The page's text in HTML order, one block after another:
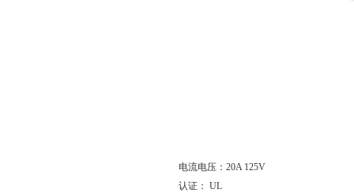
电流电压：20A 125V
认证： UL